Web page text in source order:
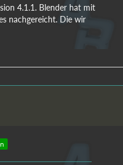
4.1.1. Blender hat mit
nachgereicht. Die wir